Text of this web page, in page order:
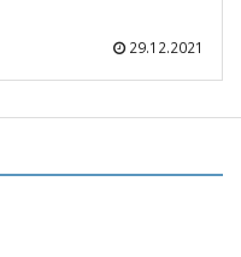
29.12.2021